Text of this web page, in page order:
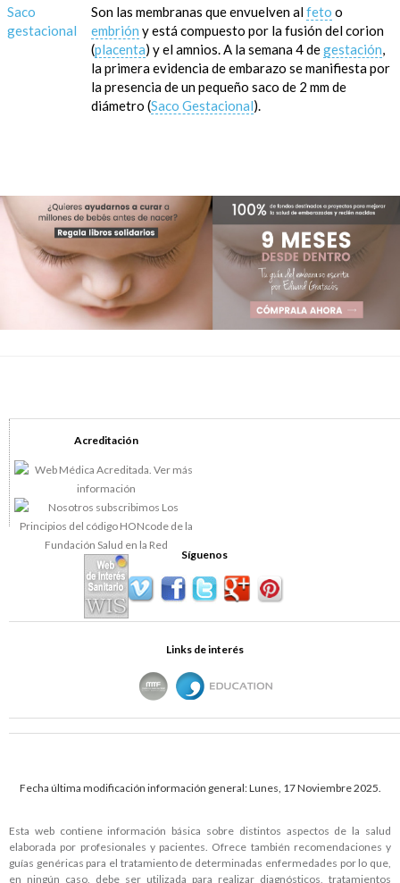
Saco
gestacional
Son las membranas que envuelven alfeto o
embrión y está compuesto por la fusión del corion
(placenta) y el amnios. A la semana 4 degestación,
la primera evidencia de embarazo se manifiesta por
la presencia de un pequeño saco de 2 mm de
diámetro (Saco Gestacional).
Acreditación
Síguenos
Links de interés
Fecha última modificación información general: Lunes, 17 Noviembre 2025.
Esta web contiene información básica sobre distintos aspectos de la salud
elaborada por profesionales y pacientes. Ofrece también recomendaciones y
guías genéricas para el tratamiento de determinadas enfermedades por lo que,
en ningún caso, debe ser utilizada para realizar diagnósticos, tratamientos